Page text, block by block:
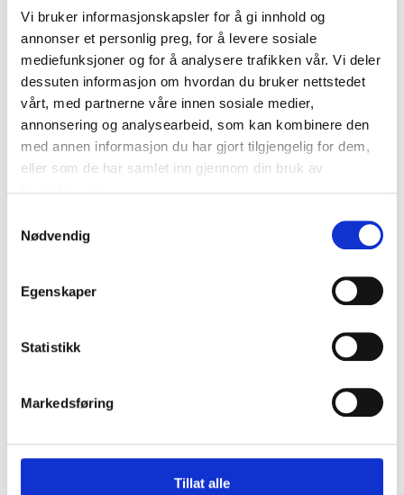
Vi bruker informasjonskapsler for å gi innhold og
annonser et personlig preg, for å levere sosiale
mediefunksjoner og for å analysere trafikken vår. Vi deler
dessuten informasjon om hvordan du bruker nettstedet
vårt, med partnerne våre innen sosiale medier,
annonsering og analysearbeid, som kan kombinere den
med annen informasjon du har gjort tilgjengelig for dem,
eller som de har samlet inn gjennom din bruk av
Nødvendig
Egenskaper
Statistikk
Markedsføring
Tillat alle
Alu rekkverk